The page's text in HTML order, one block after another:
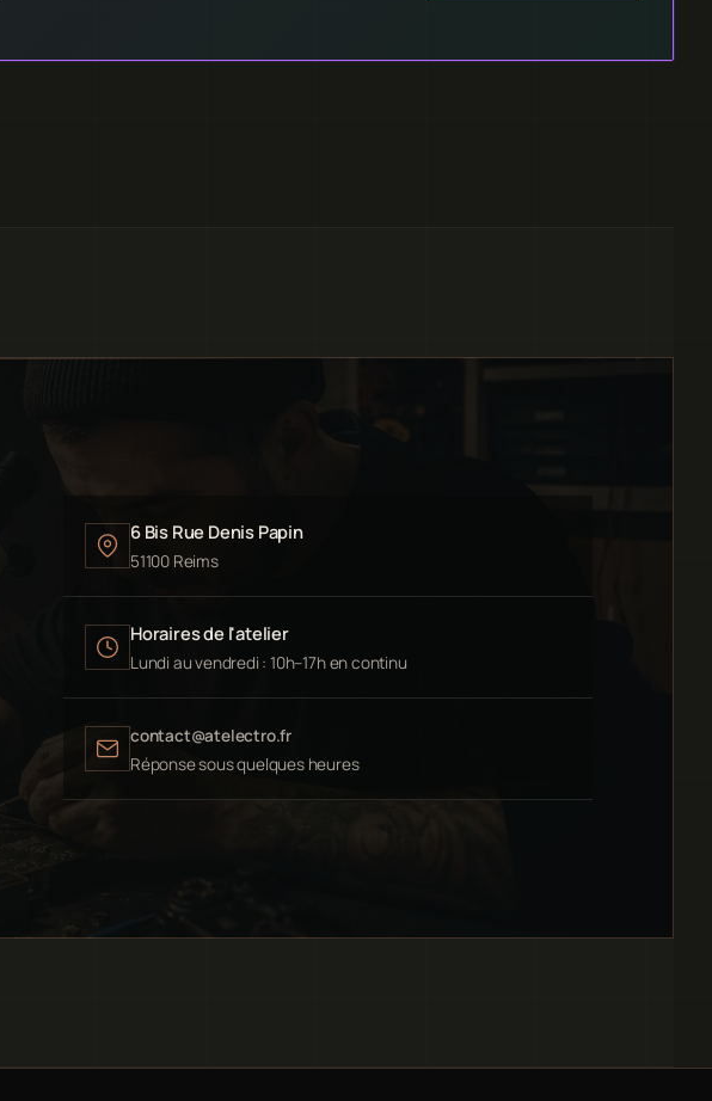
6 Bis Rue Denis Papin
51100 Reims
Horaires de l'atelier
Lundi au vendredi : 10h–17h en continu
contact@atelectro.fr
Réponse sous quelques heures